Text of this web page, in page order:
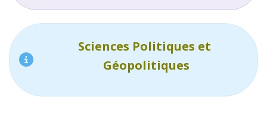
Sciences Politiques et
Géopolitiques